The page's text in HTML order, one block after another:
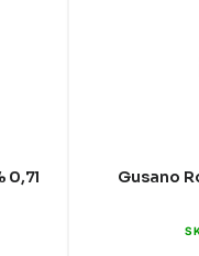
0,7l Gusano